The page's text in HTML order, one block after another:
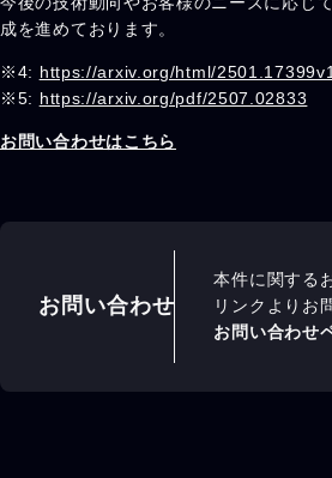
成を進めております。
※4: https://arxiv.org/html/2501.17399v1
※5: https://arxiv.org/pdf/2507.02833
お問い合わせはこちら
お問い合わせ
本件に関する
リンクよりお
お問い合わせ